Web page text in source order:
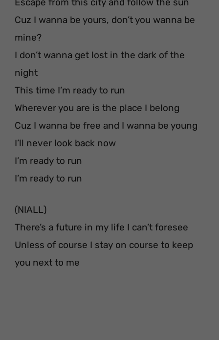
Cuz I wanna be yours, don’t you wanna be
mine?
I don’t wanna get lost in the dark of the
night
This time I’m ready to run
Wherever you are is the place I belong
Cuz I wanna be free and I wanna be young
I’ll never look back now
I’m ready to run
I’m ready to run
(NIALL)
There’s a future in my life I can’t foresee
Unless of course I stay on course to keep
you next to me